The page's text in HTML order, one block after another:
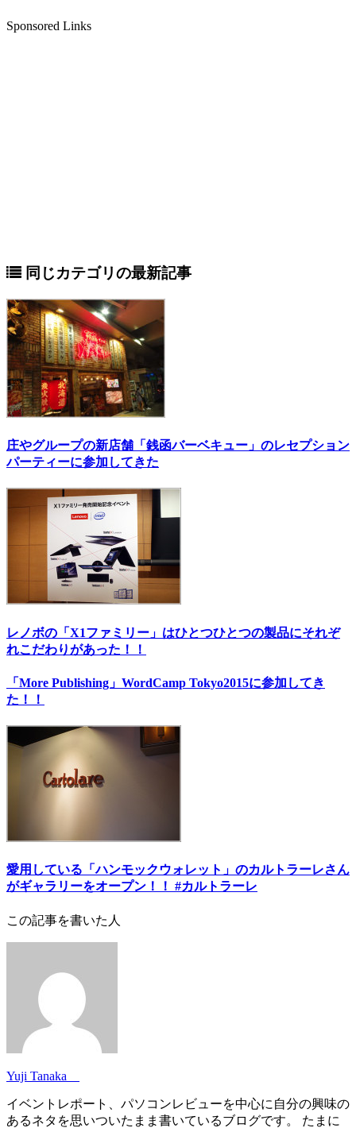
Sponsored Links
同じカテゴリの最新記事
庄やグループの新店舗「銭函バーベキュー」のレセプション
パーティーに参加してきた
レノボの「X1ファミリー」はひとつひとつの製品にそれぞ
れこだわりがあった！！
「More Publishing」WordCamp Tokyo2015に参加してき
た！！
愛用している「ハンモックウォレット」のカルトラーレさん
がギャラリーをオープン！！ #カルトラーレ
この記事を書いた人
Yuji Tanaka
イベントレポート、パソコンレビューを中心に自分の興味の
あるネタを思いついたまま書いているブログです。 たまに